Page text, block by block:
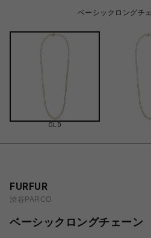
ベーシックロングチ
GLD
FURFUR
渋谷PARCO
ベーシックロングチェーン